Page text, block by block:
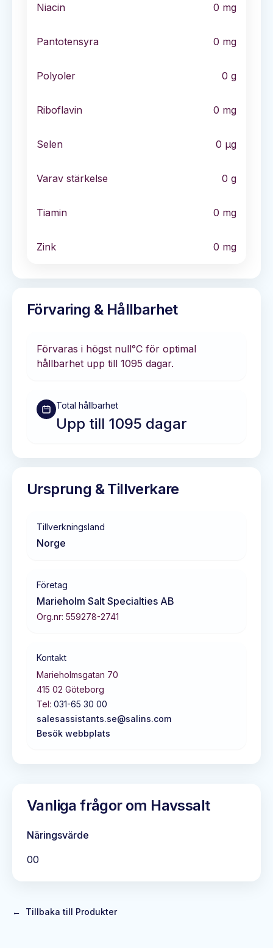
Niacin 0 mg
Pantotensyra 0 mg
Polyoler 0 g
Riboflavin 0 mg
Selen 0 µg
Varav stärkelse 0 g
Tiamin 0 mg
Zink 0 mg
Förvaring & Hållbarhet
Förvaras i högst null°C för optimal
hållbarhet upp till 1095 dagar.
Total hållbarhet
Upp till 1095 dagar
Ursprung & Tillverkare
Tillverkningsland
Norge
Företag
Marieholm Salt Specialties AB
Org.nr: 559278-2741
Kontakt
Marieholmsgatan 70
415 02 Göteborg
Tel: 031-65 30 00
salesassistants.se@salins.com
Besök webbplats
Vanliga frågor om Havssalt
Näringsvärde
00
← Tillbaka till Produkter